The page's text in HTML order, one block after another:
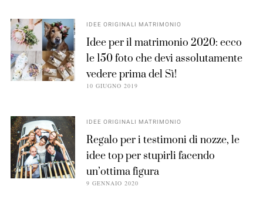
IDEE ORIGINALI MATRIMONIO
Idee per il matrimonio 2020: ecco
le 150 foto che devi assolutamente
vedere prima del Sì!
10 GIUGNO 2019
IDEE ORIGINALI MATRIMONIO
Regalo per i testimoni di nozze, le
idee top per stupirli facendo
un’ottima figura
9 GENNAIO 2020